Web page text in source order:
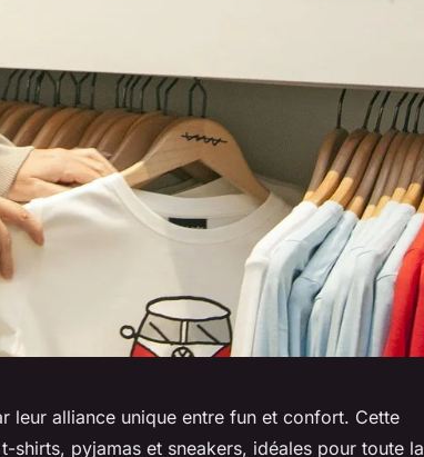
leur alliance unique entre fun et confort. Cette
pyjamas et sneakers, idéales pour toute la